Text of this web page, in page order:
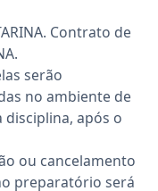
Contrato de
serão
no ambiente de
disciplina, após o
ou cancelamento
preparatório será